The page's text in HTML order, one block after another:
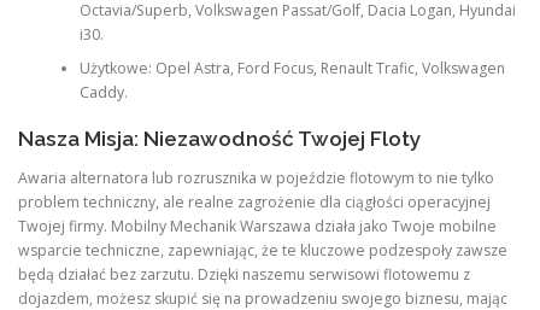
Octavia/Superb, Volkswagen Passat/Golf, Dacia Logan, Hyundai
i30.
Użytkowe: Opel Astra, Ford Focus, Renault Trafic, Volkswagen
Caddy.
Nasza Misja: Niezawodność Twojej Floty
Awaria alternatora lub rozrusznika w pojeździe flotowym to nie tylko
problem techniczny, ale realne zagrożenie dla ciągłości operacyjnej
Twojej firmy. Mobilny Mechanik Warszawa działa jako Twoje mobilne
wsparcie techniczne, zapewniając, że te kluczowe podzespoły zawsze
będą działać bez zarzutu. Dzięki naszemu serwisowi flotowemu z
dojazdem, możesz skupić się na prowadzeniu swojego biznesu, mając